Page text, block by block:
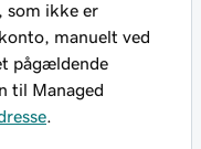
som ikke er
manuelt ved
pågældende
til Managed